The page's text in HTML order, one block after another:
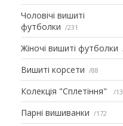
Чоловічі вишиті
футболки
231
Жіночі вишиті футболки
Вишиті корсети 88
Колекція "Сплетіння" 13
Парні вишиванки 172